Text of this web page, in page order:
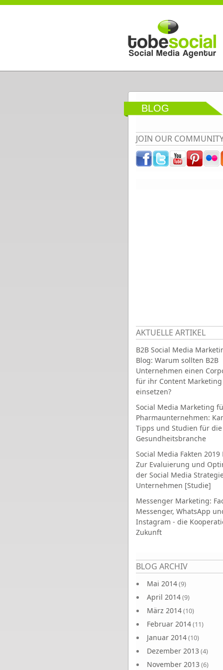
Direkt zum Inhalt
BLOG
JOIN OUR
AKTUELLE ARTIKEL
B2B Social Media
Blog: Warum sollten B2B
Unternehmen einen
für ihr Content Marketing
einsetzen?
Social Media Marketing
Pharmaunternehmen:
Tipps und Studien für die
Gesundheitsbranche
Social Media Fakten 2019
Zur Evaluierung und
der Social Media
Unternehmen [Studie]
Messenger Marketing:
Messenger, WhatsApp
Instagram - die
Zukunft
BLOG ARCHIV
Mai 2014(9)
April 2014(9)
März 2014(10)
Februar 2014(11)
Januar 2014(10)
Dezember 2013 (4)
November 2013 (6)
Seiten